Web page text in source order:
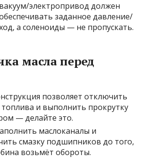
вакуум/электропривод должен
заданное давление/
а соленоиды — не пропускать.
масла перед
позволяет отключить
топлива и выполнить прокрутку
— делайте это.
маслоканалы и
смазку подшипников до того,
возьмёт обороты.